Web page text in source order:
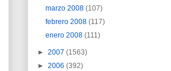
marzo 2008(107)
febrero 2008(117)
enero 2008(111)
► 2007 (1563)
► 2006 (392)